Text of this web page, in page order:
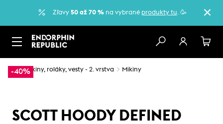
Zľavy 50 až 70 %na vybrané produkty tu. 🥳
-40%
… Mikiny, roláky, vesty - 2. vrstva Mikiny
SCOTT HOODY DEFINED